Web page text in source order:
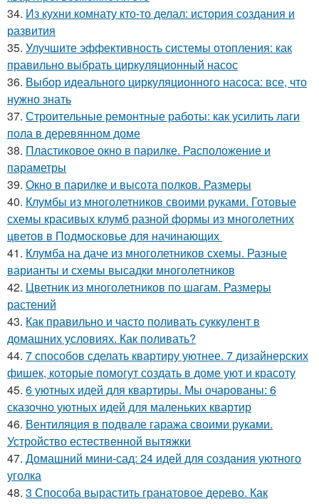
34. Из кухни комнату кто-то делал: история создания и
развития
35. Улучшите эффективность системы отопления: как
правильно выбрать циркуляционный насос
36. Выбор идеального циркуляционного насоса: все, что
нужно знать
37. Строительные ремонтные работы: как усилить лаги
пола в деревянном доме
38. Пластиковое окно в парилке. Расположение и
параметры
39. Окно в парилке и высота полков. Размеры
40. Клумбы из многолетников своими руками. Готовые
схемы красивых клумб разной формы из многолетних
цветов в Подмосковье для начинающих
41. Клумба на даче из многолетников схемы. Разные
варианты и схемы высадки многолетников
42. Цветник из многолетников по шагам. Размеры
растений
43. Как правильно и часто поливать суккулент в
домашних условиях. Как поливать?
44. 7 способов сделать квартиру уютнее. 7 дизайнерских
фишек, которые помогут создать в доме уют и красоту
45. 6 уютных идей для квартиры. Мы очарованы: 6
сказочно уютных идей для маленьких квартир
46. Вентиляция в подвале гаража своими руками.
Устройство естественной вытяжки
47. Домашний мини-сад: 24 идей для создания уютного
уголка
48. 3 Способа вырастить гранатовое дерево. Как